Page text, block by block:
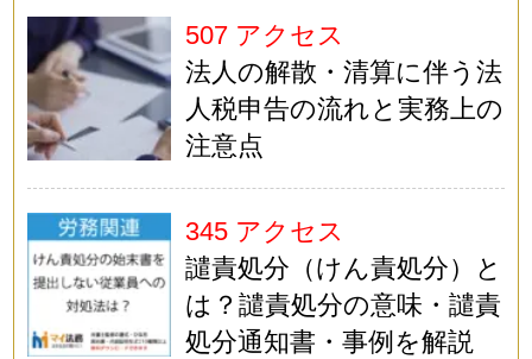
507 アクセス
法人の解散・清算に伴う法
人税申告の流れと実務上の
注意点
345 アクセス
譴責処分（けん責処分）と
は？譴責処分の意味・譴責
処分通知書・事例を解説